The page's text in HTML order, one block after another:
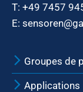
T: +49 7457
E:
Groupes de
Applications